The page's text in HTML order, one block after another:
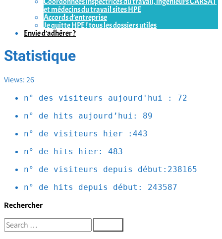
et médecins du travail sites HPE
Accords d’entreprise
Je quitte HPE ! tous les dossiers utiles
Envie d’adhérer ?
Statistique
Views: 26
n° des visiteurs aujourd'hui : 72
n° de hits aujourd’hui: 89
n° de visiteurs hier :443
n° de hits hier: 483
n° de visiteurs depuis début:238165
n° de hits depuis début: 243587
Rechercher